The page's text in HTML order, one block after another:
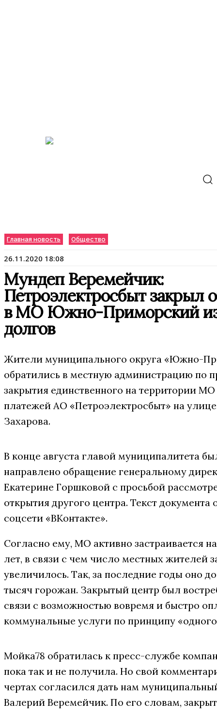
Главная новость Общество
26.11.2020 18:08
Мундеп Веремейчик:
Петроэлектросбыт закрыл
в МО Южно-Приморский
долгов
Жители муниципального округа «Южно-
обратились в местную администрацию по
закрытия единственного на территории
платежей АО «Петроэлектросбыт» на
Захарова.
В конце августа главой муниципалитета
направлено обращение генеральному
Екатерине Горшковой с просьбой
открытия другого центра. Текст документа
соцсети «ВКонтакте».
Согласно ему, МО активно застраивается
лет, в связи с чем число местных жителей
увеличилось. Так, за последние годы оно
тысяч горожан. Закрытый центр был
связи с возможностью вовремя и быстро
коммунальные услуги по принципу
Мойка78 обратилась к пресс-службе
пока так и не получила. Но свой
чертах согласился дать нам
Валерий Веремейчик. По его словам,